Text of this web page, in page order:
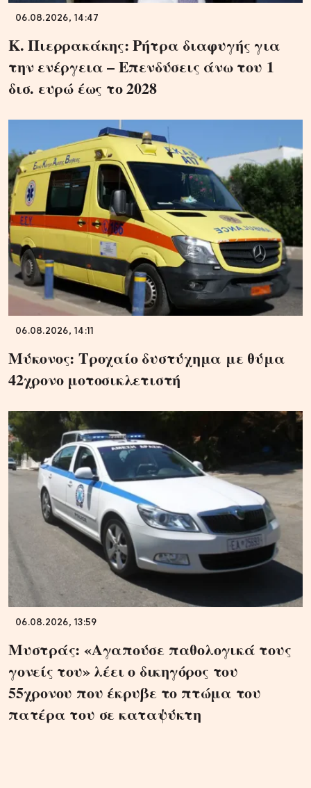
06.08.2026, 14:47
Κ. Πιερρακάκης: Ρήτρα διαφυγής για
την ενέργεια – Επενδύσεις άνω του 1
δισ. ευρώ έως το 2028
06.08.2026, 14:11
Μύκονος: Τροχαίο δυστύχημα με θύμα
42χρονο μοτοσικλετιστή
06.08.2026, 13:59
Μυστράς: «Αγαπούσε παθολογικά τους
γονείς του» λέει ο δικηγόρος του
55χρονου που έκρυβε το πτώμα του
πατέρα του σε καταψύκτη